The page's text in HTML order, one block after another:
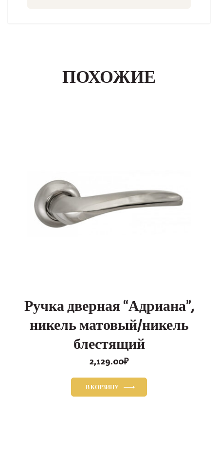
ПОХОЖИЕ
Ручка дверная “Адриана”,
никель матовый/никель
блестящий
2,129.00₽
В КОРЗИНУ